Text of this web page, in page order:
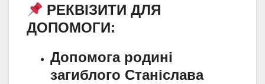
РЕКВІЗИТИ ДЛЯ
ДОПОМОГИ:
Допомога родині
загиблого Станіслава